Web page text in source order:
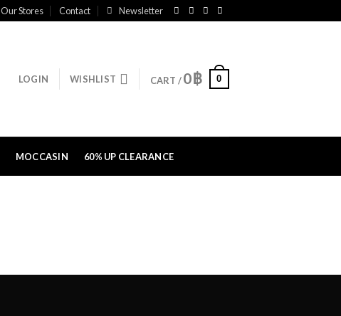
Our Stores Contact Newsletter
LOGIN WISHLIST CART /0฿ 0
MOCCASIN 60% UP CLEARANCE